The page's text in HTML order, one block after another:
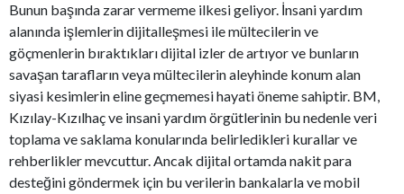
Bunun başında zarar vermeme ilkesi geliyor. İnsani yardım
alanında işlemlerin dijitalleşmesi ile mültecilerin ve
göçmenlerin bıraktıkları dijital izler de artıyor ve bunların
savaşan tarafların veya mültecilerin aleyhinde konum alan
siyasi kesimlerin eline geçmemesi hayati öneme sahiptir. BM,
Kızılay-Kızılhaç ve insani yardım örgütlerinin bu nedenle veri
toplama ve saklama konularında belirledikleri kurallar ve
rehberlikler mevcuttur. Ancak dijital ortamda nakit para
desteğini göndermek için bu verilerin bankalarla ve mobil